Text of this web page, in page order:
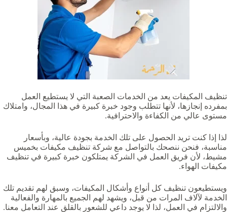
تنظيف المكيفات يعد من الخدمات الصعبة التي لا يستطيع العمل
بمفرده إنجازها، لأنها تتطلب وجود خبرة كبيرة في هذا المجال، وامتلاك
مستوى عالي من الكفاءة والاحترافية.
لذا إذا كنت تريد الحصول على تلك الخدمة بجودة عالية، وبأسعار
مناسبة، فنحن ننصحك بالتواصل مع شركة تنظيف مكيفات بخميس
مشيط، لأن فريق العمل في الشركة يمتلكون خبرة كبيرة في تنظيف
مكيفات الهواء.
ويستطيعون تنظيف كل أنواع وأشكال المكيفات، وسبق لهم تقديم تلك
الخدمة لآلاف المرات من قبل، ويشهد لهم الجميع بالمهارة والفعالية
والالتزام في العمل، لذا لا يوجد داعي للشعور بالقلق عند التعامل معنا.